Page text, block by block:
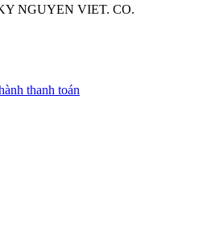
NGUYEN VIET. CO.
thanh toán